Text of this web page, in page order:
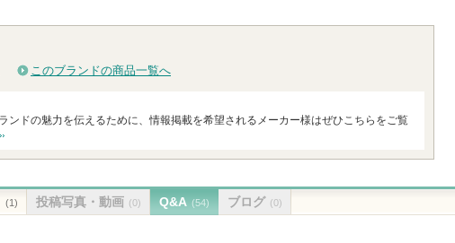
このブランドの商品一覧へ
ンドの魅力を伝えるために、情報掲載を希望されるメーカー様はぜひこちらをご覧
(1) 投稿写真・動画 (0) Q&A (54) ブログ (0)